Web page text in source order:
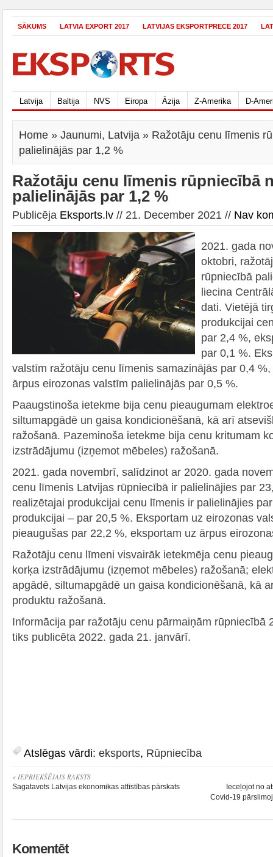
SĀKUMS LATVIA EXPORT 2017 LATVIJAS EKSPORTPRECE 2017
Latvija Baltija NVS Eiropa Āzija Z-Amerika D-
Home » Jaunumi, Latvija » Ražotāju cenu līmenis
palielinājās par 1,2 %
Ražotāju cenu līmenis rūpniecībā
palielinājās par 1,2 %
Publicēja Eksports.lv // 21. December 2021 // Nav
2021. gada
oktobri,
rūpniecībā
liecina
dati. Vietējā
produkcijai
par 2,4 %,
par 0,1 %.
valstīm ražotāju cenu līmenis samazinājās par 0,4
ārpus eirozonas valstīm palielinājās par 0,5 %.
Paaugstinoša ietekme bija cenu pieaugumam
siltumapgādē un gaisa kondicionēšanā, kā arī
ražošanā. Pazeminoša ietekme bija cenu kritumam
izstrādājumu (izņemot mēbeles) ražošanā.
2021. gada novembrī, salīdzinot ar 2020. gada
cenu līmenis Latvijas rūpniecībā ir palielinājies par
realizētajai produkcijai cenu līmenis ir palielinājies
produkcijai – par 20,5 %. Eksportam uz eirozonas
pieaugušas par 22,2 %, eksportam uz ārpus
Ražotāju cenu līmeni visvairāk ietekmēja cenu
korķa izstrādājumu (izņemot mēbeles) ražošanā;
apgādē, siltumapgādē un gaisa kondicionēšanā, kā
produktu ražošanā.
Informācija par ražotāju cenu pārmaiņām rūpniecībā
tiks publicēta 2022. gada 21. janvārī.
Atslēgas vārdi: eksports, Rūpniecība
« IEPRIEKŠĒJAIS RAKSTS
Sagatavots Latvijas ekonomikas attīstības pārskats
Ieceļojot no
Covid-19
Komentēt